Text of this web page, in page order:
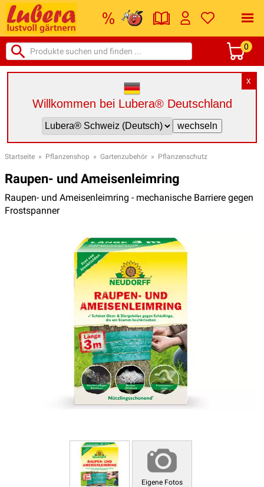
0
X
Willkommen bei Lubera® Deutschland
Startseite » Pflanzenshop » Gartenzubehör » Pflanzenschutz
Raupen- und Ameisenleimring
Raupen- und Ameisenleimring - mechanische Barriere gegen
Frostspanner
Eigene Fotos